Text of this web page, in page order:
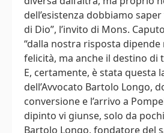
dell’esistenza dobbiamo
di Dio”, l’invito di Mons.
“dalla nostra risposta
felicità, ma anche il destino di
E, certamente, è stata questa
dell’Avvocato Bartolo Longo,
conversione e l’arrivo a
dipinto vi giunse, solo da
Bartolo Longo, fondatore del